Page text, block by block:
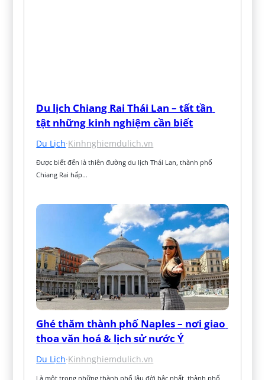
Du lịch Chiang Rai Thái Lan – tất tần
tật những kinh nghiệm cần biết
Du Lịch·Kinhnghiemdulich.vn
Được biết đến là thiên đường du lịch Thái Lan, thành phố
Chiang Rai hấp…
Ghé thăm thành phố Naples – nơi giao
thoa văn hoá & lịch sử nước Ý
Du Lịch·Kinhnghiemdulich.vn
Là một trong những thành phố lâu đời bậc nhất, thành phố